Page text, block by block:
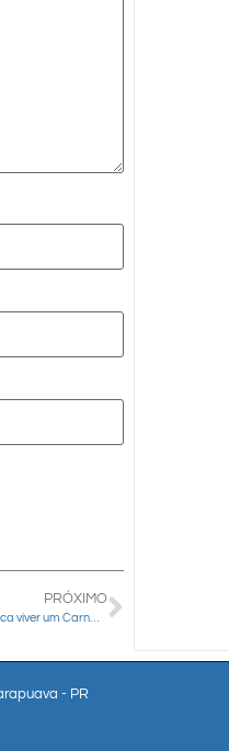
PRÓXIMO
Diocese de Guarapuava oferece opções para quem busca viver um Carnaval diferente
- PR